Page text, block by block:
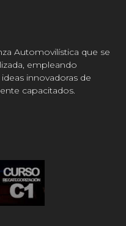
Automovilística que se
empleando
innovadoras de
capacitados.